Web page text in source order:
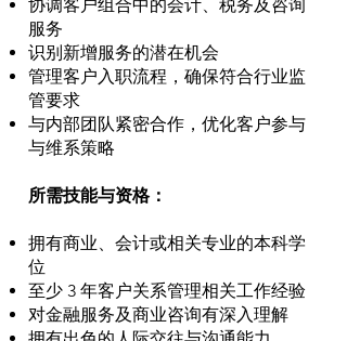
协调客户组合中的会计、税务及咨询
服务
识别新增服务的潜在机会
管理客户入职流程，确保符合行业监
管要求
与内部团队紧密合作，优化客户参与
与维系策略
所需技能与资格：
拥有商业、会计或相关专业的本科学
位
至少 3 年客户关系管理相关工作经验
对金融服务及商业咨询有深入理解